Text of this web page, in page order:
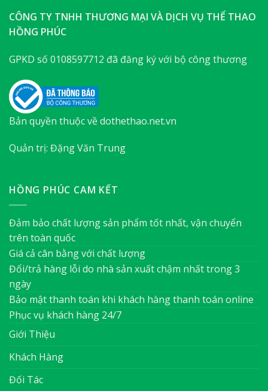
CÔNG TY TNHH THƯƠNG MẠI VÀ DỊCH VỤ THỂ THAO
HỒNG PHÚC
GPKD số 0108597712 đã đăng ký với bộ công thương
Bản quyền thuộc về dothethao.net.vn
Quản trị: Đặng Văn Trung
HỒNG PHÚC CAM KẾT
Đảm bảo chất lượng sản phẩm tốt nhất, vận chuyển
trên toàn quốc
Giá cả cân bằng với chất lượng
Đổi/trả hàng lỗi do nhà sản xuất chậm nhất trong 3
ngày
Bảo mật thanh toán khi khách hàng thanh toán online
Phục vụ khách hàng 24/7
Giới Thiệu
Khách Hàng
Đối Tác